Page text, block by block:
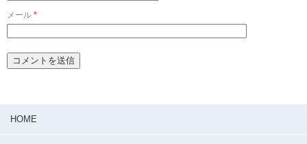
メール *
HOME